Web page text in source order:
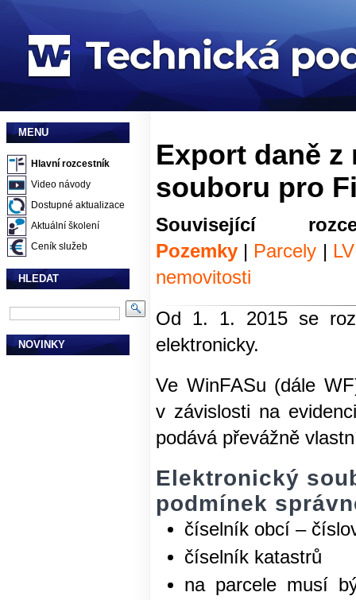
MENU
Hlavní rozcestník
Video návody
Dostupné aktualizace
Aktuální školení
Ceník služeb
HLEDAT
NOVINKY
Export daně
souboru pro
Související
Pozemky | Parcely | LV
nemovitosti
Od 1. 1. 2015 se
elektronicky.
Ve WinFASu (dále
v závislosti na
podává převážně
Elektronický
podmínek
číselník obcí –
číselník katastrů
na parcele musí